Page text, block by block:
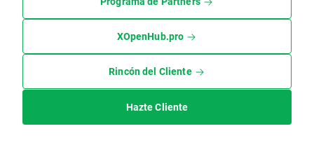
XOpenHub.pro
Rincón del Cliente
Hazte Cliente